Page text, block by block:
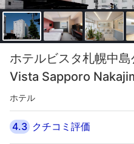
ホテルビスタ札幌中
Vista Sapporo
ホテル
4.3 クチコミ評価